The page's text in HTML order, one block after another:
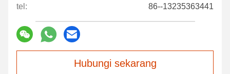
tel: 86--13235363441
Hubungi sekarang